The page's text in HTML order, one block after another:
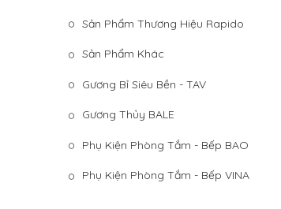
Sản Phẩm Thương Hiệu Rapido
Sản Phẩm Khác
Gương Bỉ Siêu Bền - TAV
Gương Thủy BALE
Phụ Kiện Phòng Tắm - Bếp BAO
Phụ Kiện Phòng Tắm - Bếp VINA